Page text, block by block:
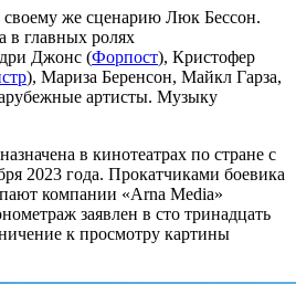
своему же сценарию Люк Бессон.
в главных ролях
Джонс (Форпост), Кристофер
), Мариза Беренсон, Майкл Гарза,
артисты. Музыку
в кинотеатрах по стране с
2023 года. Прокатчиками боевика
компании «Arna Media»
заявлен в сто тринадцать
к просмотру картины